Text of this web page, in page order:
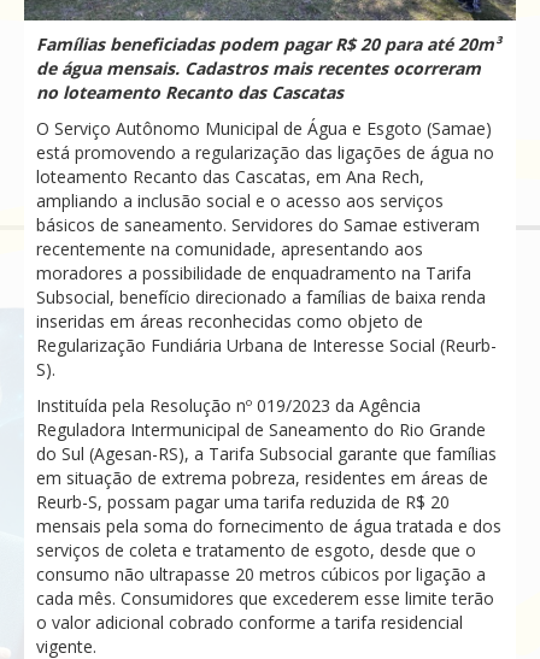
Famílias beneficiadas podem pagar R$ 20 para até 20m³
de água mensais. Cadastros mais recentes ocorreram
no loteamento Recanto das Cascatas
O Serviço Autônomo Municipal de Água e Esgoto (Samae)
está promovendo a regularização das ligações de água no
loteamento Recanto das Cascatas, em Ana Rech,
ampliando a inclusão social e o acesso aos serviços
básicos de saneamento. Servidores do Samae estiveram
recentemente na comunidade, apresentando aos
moradores a possibilidade de enquadramento na Tarifa
Subsocial, benefício direcionado a famílias de baixa renda
inseridas em áreas reconhecidas como objeto de
Regularização Fundiária Urbana de Interesse Social (Reurb-
S).
Instituída pela Resolução nº 019/2023 da Agência
Reguladora Intermunicipal de Saneamento do Rio Grande
do Sul (Agesan-RS), a Tarifa Subsocial garante que famílias
em situação de extrema pobreza, residentes em áreas de
Reurb-S, possam pagar uma tarifa reduzida de R$ 20
mensais pela soma do fornecimento de água tratada e dos
serviços de coleta e tratamento de esgoto, desde que o
consumo não ultrapasse 20 metros cúbicos por ligação a
cada mês. Consumidores que excederem esse limite terão
o valor adicional cobrado conforme a tarifa residencial
vigente.